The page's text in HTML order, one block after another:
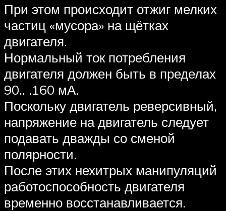
При этом происходит отжиг мелких
частиц «мусора» на щётках
двигателя.
Нормальный ток потребления
двигателя должен быть в пределах
90.. .160 мА.
Поскольку двигатель реверсивный,
напряжение на двигатель следует
подавать дважды со сменой
полярности.
После этих нехитрых манипуляций
работоспособность двигателя
временно восстанавливается.